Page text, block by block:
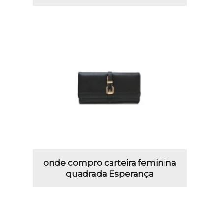
onde compro carteira feminina
quadrada Esperança